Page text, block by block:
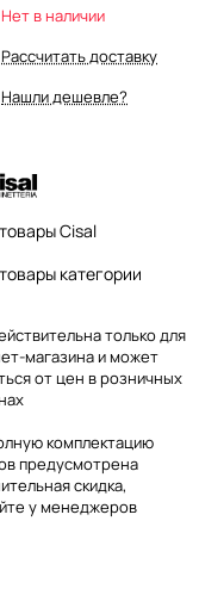
Нет в наличии
Рассчитать доставку
Нашли дешевле?
Cisal
категории
только для
магазина и может
от цен в розничных
комплектацию
предусмотрена
скидка,
у менеджеров